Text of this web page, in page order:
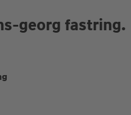
georg fastring.